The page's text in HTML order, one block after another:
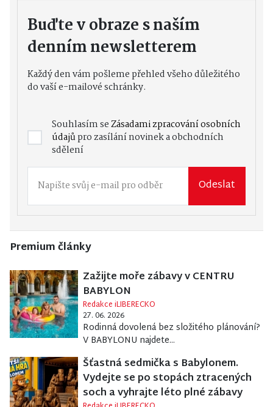
Buďte v obraze s naším
denním newsletterem
Každý den vám pošleme přehled všeho důležitého
do vaší e-mailové schránky.
Souhlasím seZásadami zpracování osobních
údajůpro zasílání novinek a obchodních
sdělení
Odeslat
Premium články
Zažijte moře zábavy v CENTRU
BABYLON
Redakce iLIBERECKO
27. 06. 2026
Rodinná dovolená bez složitého plánování?
V BABYLONU najdete...
Šťastná sedmička s Babylonem.
Vydejte se po stopách ztracených
soch a vyhrajte léto plné zábavy